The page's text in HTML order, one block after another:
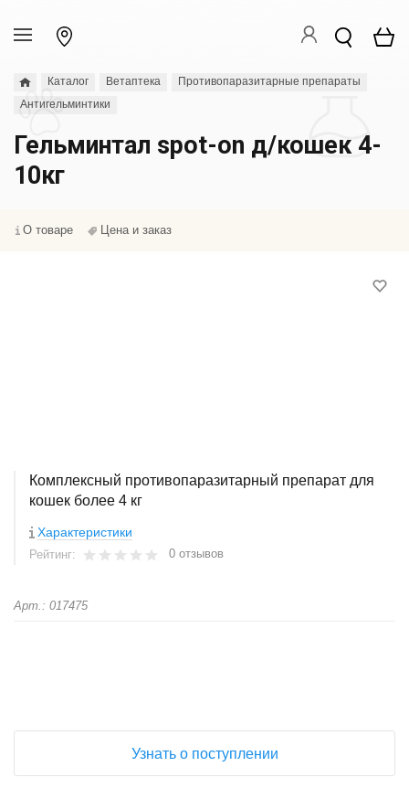
Каталог Ветаптека
Противопаразитарные препараты
Антигельминтики
Гельминтал spot-on д/кошек 4-
10кг
О товаре Цена и заказ
Комплексный противопаразитарный препарат для
кошек более 4 кг
Характеристики
Рейтинг: 0 отзывов
Арт.: 017475
Узнать о поступлении